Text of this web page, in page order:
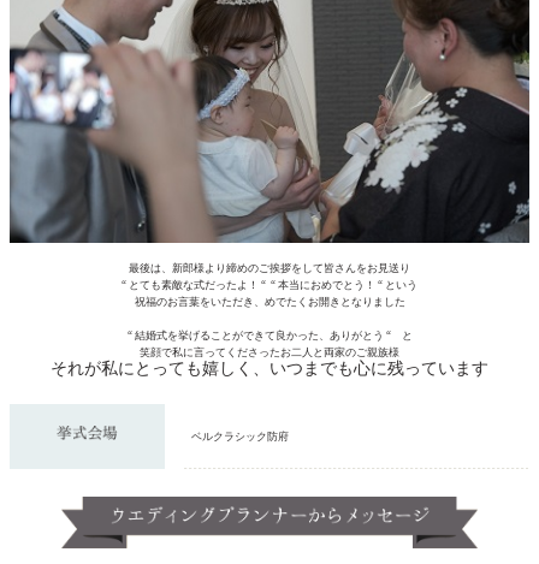
最後は、新郎様より締めのご挨拶をして皆さんをお見送り
“ とても素敵な式だったよ！ “ “ 本当におめでとう！ “ という
祝福のお言葉をいただき、めでたくお開きとなりました
“ 結婚式を挙げることができて良かった、ありがとう “と
笑顔で私に言ってくださったお二人と両家のご親族様
それが私にとっても嬉しく、いつまでも心に残っています
ベルクラシック防府